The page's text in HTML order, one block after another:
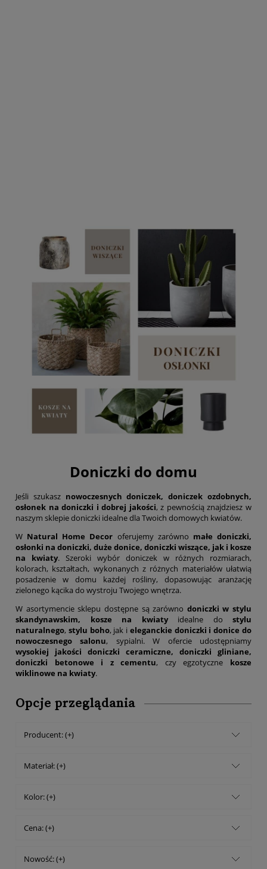
Doniczki do domu
Jeśli szukasz nowoczesnych doniczek, doniczek ozdobnych,
osłonek na doniczki i dobrej jakości, z pewnością znajdziesz w
naszym sklepie doniczki idealne dla Twoich domowych kwiatów.
W Natural Home Decor oferujemy zarówno małe doniczki,
osłonki na doniczki, duże donice, doniczki wiszące, jak i kosze
na kwiaty. Szeroki wybór doniczek w różnych rozmiarach,
kolorach, kształtach, wykonanych z różnych materiałów ułatwią
posadzenie w domu każdej rośliny, dopasowując aranżację
zielonego kącika do wystroju Twojego wnętrza.
W asortymencie sklepu dostępne są zarówno doniczki w stylu
skandynawskim, kosze na kwiatyidealne do stylu
naturalnego, stylu boho, jak i eleganckie doniczki i donice do
nowoczesnego salonu, sypialni. W ofercie udostępniamy
wysokiej jakości doniczki ceramiczne, doniczki gliniane,
doniczki betonowe i z cementu, czy egzotyczne kosze
wiklinowe na kwiaty.
Opcje przeglądania
Producent: (+)
Materiał: (+)
Kolor: (+)
Cena: (+)
Nowość: (+)